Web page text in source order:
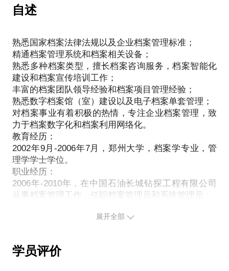
职业经历：
案外包服务工作，先后任经理助理、技术负责人、项
目负责人。接触档案类型涉及文书档案、科技档案、
人事档案等；
2008年～2010年，转向甲方，在中国石油长城钻探工
程有限公司从事档案管理工作，任职档案管理员和系
统管理员；
2010年～2011年，在方正集团任职档案管理主管，负
责方正信息产业集团档案管理工作；
2011年～2017年，在联想集团任职档案管理主管，负
责联想档案馆的组建、运营工作，负责联想档案管理
系统的开发建立以及运维工作；
2017年～2018年，在东旭集团任职档案高级经理，负
责东旭光电及下属子公司的档案工作，涉及领域：光
2018年～2022年，在华润置地（北京）任职档案高级
部分信息安全工作。
自述
熟悉国家档案法律法规以及企业档案管理标准；
精通档案管理系统和档案相关设备；
熟悉多种档案类型，擅长档案咨询服务，档案智能化
建设和档案宣传培训工作；
丰富的档案团队领导经验和档案项目管理经验；
熟悉数字档案馆（室）建设以及电子档案单套管理；
对档案事业有着积极的热情，专注企业档案管理，致
力于档案数字化和档案利用网络化。
教育经历：
2002年9月-2006年7月，郑州大学，档案学专业，管
理学学士学位。
职业经历：
2006年-2010年，在中国石油长城钻探工程有限公司
从事档案管理工作，任职档案管理员和系统管理员；
责联想档案馆的组建、运营工作，负责联想档案管理
东旭光电及下属子公司的档案工作，涉及领域：光电
展开全部
学员评价